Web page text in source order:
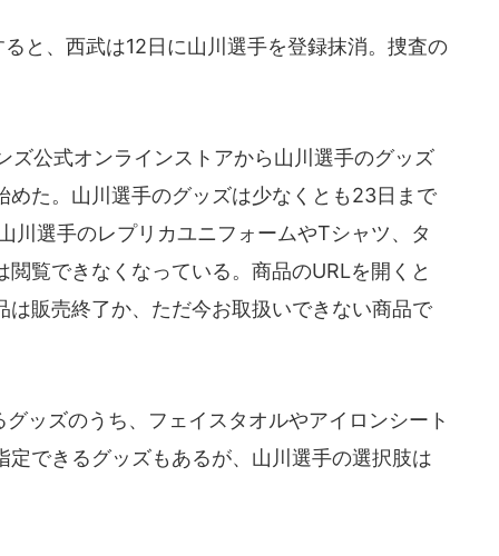
と、西武は12日に山川選手を登録抹消。捜査の
公式オンラインストアから山川選手のグッズ
めた。山川選手のグッズは少なくとも23日まで
川選手のレプリカユニフォームやTシャツ、タ
覧できなくなっている。商品のURLを開くと
販売終了か、ただ今お取扱いできない商品で
ッズのうち、フェイスタオルやアイロンシート
できるグッズもあるが、山川選手の選択肢は